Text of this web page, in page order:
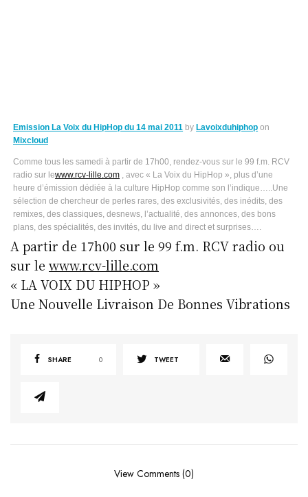
Emission La Voix du HipHop du 14 mai 2011 by Lavoixduhiphop on
Mixcloud
Comme tous les samedi à partir de 17h00, rendez-vous sur le 99 f.m. RCV
radio sur lewww.rcv-lille.com , avec « La Voix du HipHop », plus d’une
heure d’émission dédiée à la culture HipHop comme son l’indique…..Une
sélection de chercheur de perles rares, des exclusivités, des inédits, des
remixes, des classiques, desnews, l’actualité, des annonces, des bons
plans, des spécialités, des invités, du live and direct et surprises….
A partir de 17h00 sur le 99 f.m. RCV radio ou
sur lewww.rcv-lille.com
« LA VOIX DU HIPHOP »
Une Nouvelle Livraison De Bonnes Vibrations
SHARE 0 TWEET
View Comments (0)